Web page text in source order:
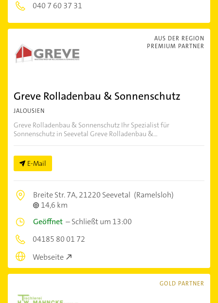
040 7 60 37 31
AUS DER REGION
PREMIUM PARTNER
Greve Rolladenbau & Sonnenschutz
JALOUSIEN
Greve Rolladenbau & Sonnenschutz Ihr Spezialist für
Sonnenschutz in Seevetal Greve Rolladenbau &...
E-Mail
Breite Str. 7A,21220 Seevetal (Ramelsloh)
14,6 km
Geöffnet –Schließt um 13:00
04185 80 01 72
Webseite
GOLD PARTNER